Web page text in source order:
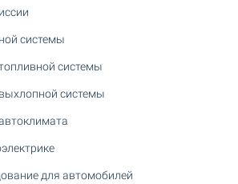
системы
системы
системы
для автомобилей